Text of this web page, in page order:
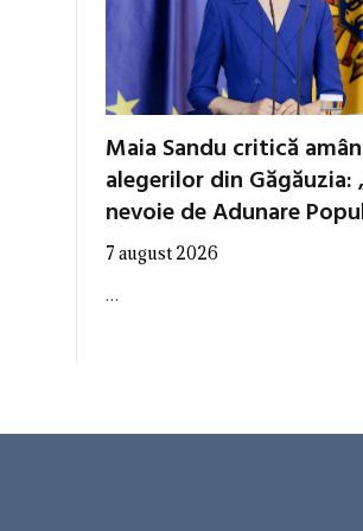
Maia Sandu critică
alegerilor din Găgăuzia:
nevoie de Adunare
7 august 2026
…